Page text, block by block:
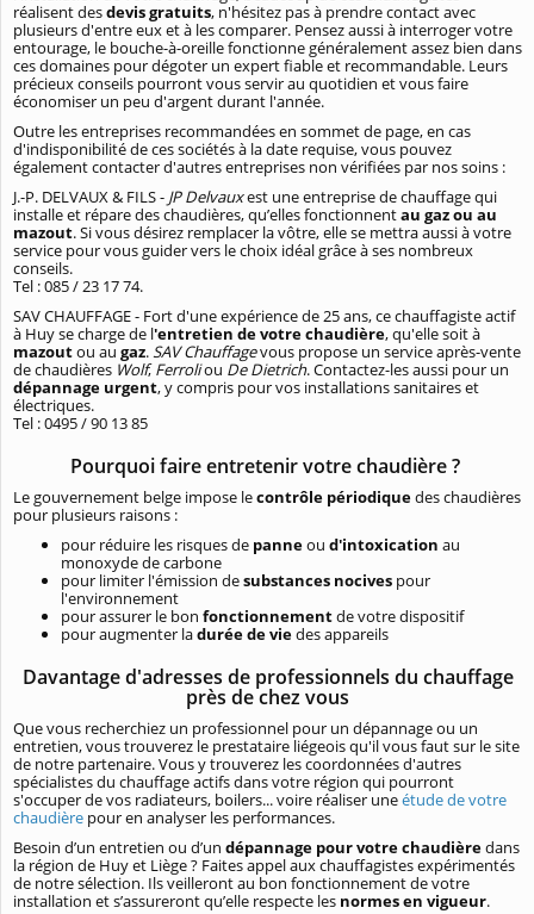
réalisent desdevis gratuits, n'hésitez pas à prendre contact avec
plusieurs d'entre eux et à les comparer. Pensez aussi à interroger votre
entourage, le bouche-à-oreille fonctionne généralement assez bien dans
ces domaines pour dégoter un expert fiable et recommandable. Leurs
précieux conseils pourront vous servir au quotidien et vous faire
économiser un peu d'argent durant l'année.
Outre les entreprises recommandées en sommet de page, en cas
d'indisponibilité de ces sociétés à la date requise, vous pouvez
également contacter d'autres entreprises non vérifiées par nos soins :
J.-P. DELVAUX & FILS - JP Delvauxest une entreprise de chauffage qui
installe et répare des chaudières, qu’elles fonctionnentau gaz ou au
mazout. Si vous désirez remplacer la vôtre, elle se mettra aussi à votre
service pour vous guider vers le choix idéal grâce à ses nombreux
conseils.
Tel : 085 / 23 17 74.
SAV CHAUFFAGE - Fort d'une expérience de 25 ans, ce chauffagiste actif
à Huy se charge de l'entretien de votre chaudière, qu'elle soit à
mazoutou au gaz.SAV Chauffagevous propose un service après-vente
de chaudières Wolf,Ferroliou De Dietrich. Contactez-les aussi pour un
dépannage urgent, y compris pour vos installations sanitaires et
électriques.
Tel : 0495 / 90 13 85
Pourquoi faire entretenir votre chaudière ?
Le gouvernement belge impose lecontrôle périodiquedes chaudières
pour plusieurs raisons :
pour réduire les risques de panneou d'intoxication au
monoxyde de carbone
pour limiter l'émission desubstances nocives pour
l'environnement
pour assurer le bon fonctionnementde votre dispositif
pour augmenter ladurée de viedes appareils
Davantage d'adresses de professionnels du chauffage
près de chez vous
Que vous recherchiez un professionnel pour un dépannage ou un
entretien, vous trouverez le prestataire liégeois qu'il vous faut sur le site
de notre partenaire. Vous y trouverez les coordonnées d'autres
spécialistes du chauffage actifs dans votre région qui pourront
s'occuper de vos radiateurs, boilers... voire réaliser uneétude de votre
chaudière pour en analyser les performances.
Besoin d’un entretien ou d’un dépannage pour votre chaudièredans
la région de Huy et Liège ? Faites appel aux chauffagistes expérimentés
de notre sélection. Ils veilleront au bon fonctionnement de votre
installation et s’assureront qu’elle respecte les normes en vigueur.